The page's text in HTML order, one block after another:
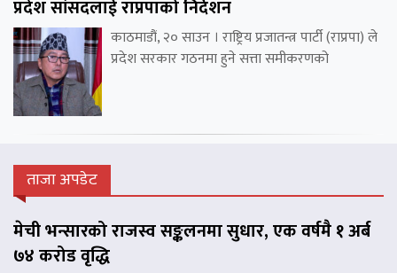
प्रदेश सांसदलाई राप्रपाको निर्देशन
काठमाडौं, २० साउन । राष्ट्रिय प्रजातन्त्र पार्टी (राप्रपा) ले
प्रदेश सरकार गठनमा हुने सत्ता समीकरणको
ताजा अपडेट
मेची भन्सारको राजस्व सङ्कलनमा सुधार, एक वर्षमै १ अर्ब
७४ करोड वृद्धि